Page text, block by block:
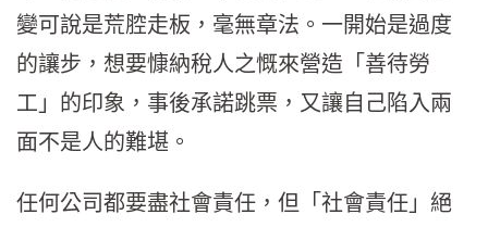
變可說是荒腔走板，毫無章法。一開始是過度
的讓步，想要慷納稅人之慨來營造「善待勞
工」的印象，事後承諾跳票，又讓自己陷入兩
面不是人的難堪。
任何公司都要盡社會責任，但「社會責任」絕